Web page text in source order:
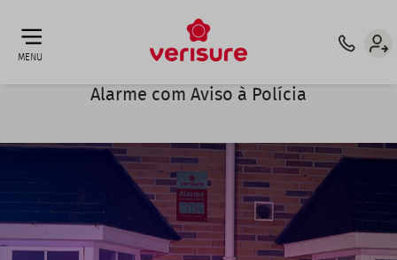
menu
MENU
Alarme com Aviso à Polícia